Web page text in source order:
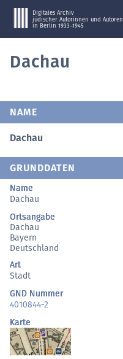
Digitales Archiv
jüdischer Autorinnen und Autoren
in Berlin 1933–1945
Dachau
NAME
Dachau
GRUNDDATEN
Name
Dachau
Ortsangabe
Dachau
Bayern
Deutschland
Art
Stadt
GND Nummer
4010844-2
Karte